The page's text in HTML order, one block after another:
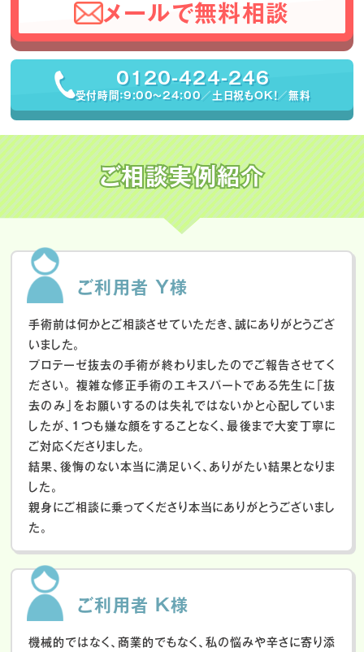
メールで無料相談
0120-424-246
受付時間：9:00〜24:00／土日祝もOK！／無料
ご相談実例紹介
ご利用者 Y様
手術前は何かとご相談させていただき、誠にありがとうござ
いました。
プロテーゼ抜去の手術が終わりましたのでご報告させてく
ださい。
複雑な修正手術のエキスパートである先生に「抜
去のみ」をお願いするのは失礼ではないかと心配していま
したが、１つも嫌な顔をすることなく、最後まで大変丁寧に
ご対応くださりました。
結果、後悔のない本当に満足いく、ありがたい結果となりま
した。
親身にご相談に乗ってくださり本当にありがとうございまし
た。
ご利用者 K様
機械的ではなく、商業的でもなく、私の悩みや辛さに寄り添